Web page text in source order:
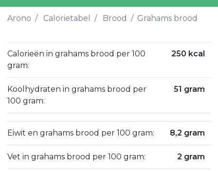
Arono Calorietabel Brood Grahams brood
Calorieën in grahams brood per 100
gram:
250 kcal
Koolhydraten in grahams brood per
100 gram:
51 gram
Eiwit en grahams brood per 100 gram: 8,2 gram
Vet in grahams brood per 100 gram: 2 gram